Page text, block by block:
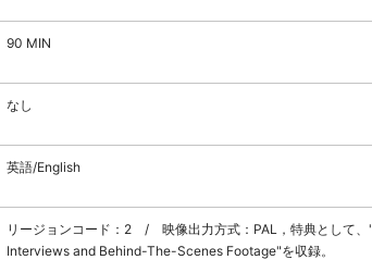
90 MIN
なし
英語/English
リージョンコード：2 / 映像出力方式：PAL，特典として
Interviews and Behind-The-Scenes Footage"を収録。